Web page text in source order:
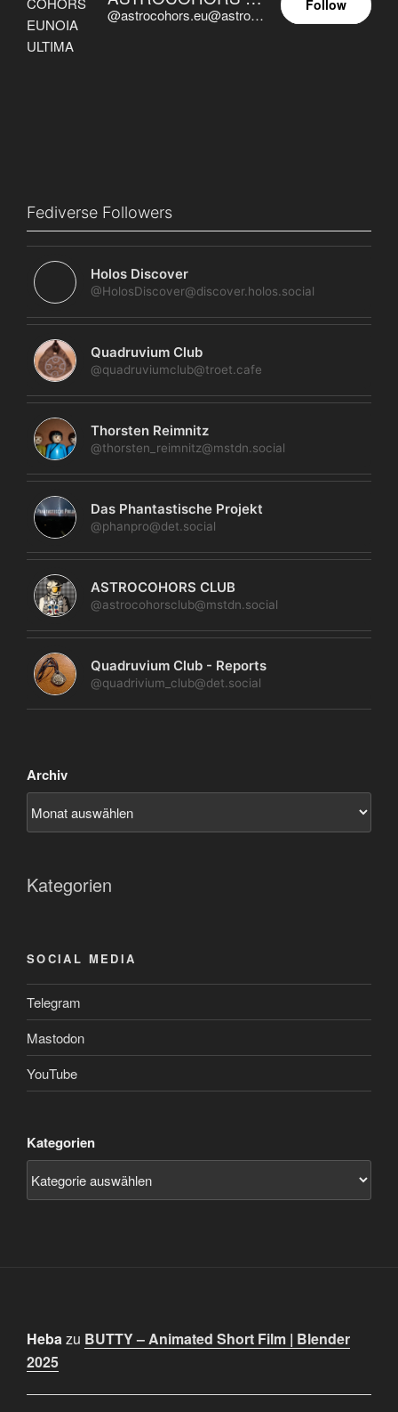
@astrocohors.eu@astrocohors.eu
Follow
Fediverse Followers
Holos Discover
@HolosDiscover@discover.holos.social
Quadruvium Club
@quadruviumclub@troet.cafe
Thorsten Reimnitz
@thorsten_reimnitz@mstdn.social
Das Phantastische Projekt
@phanpro@det.social
ASTROCOHORS CLUB
@astrocohorsclub@mstdn.social
Quadruvium Club - Reports
@quadrivium_club@det.social
Archiv
Kategorien
SOCIAL MEDIA
Telegram
Mastodon
YouTube
Kategorien
Hebazu BUTTY – Animated Short Film | Blender
2025